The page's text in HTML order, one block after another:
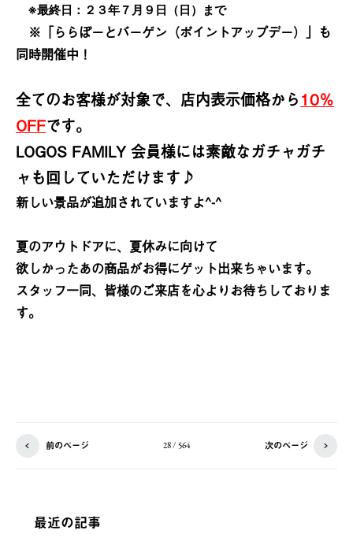
※最終日：２３年７月９日（日）まで
※「ららぽーとバーゲン（ポイントアップデー）」も
同時開催中！
全てのお客様が対象で、店内表示価格から10％
OFFです。
LOGOS FAMILY 会員様には素敵なガチャガチ
ャも回していただけます♪
新しい景品が追加されていますよ^-^
夏のアウトドアに、夏休みに向けて
欲しかったあの商品がお得にゲット出来ちゃいます。
スタッフ一同、皆様のご来店を心よりお待ちしておりま
す。
前のページ 28 / 564 次のページ
最近の記事